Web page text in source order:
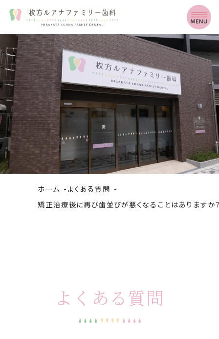
ホーム
よくある質問
矯正治療後に再び歯並びが悪くなることはありますか
よくある質問